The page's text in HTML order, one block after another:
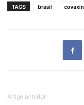
TAGS
brasil covaxin
Artigo anterior